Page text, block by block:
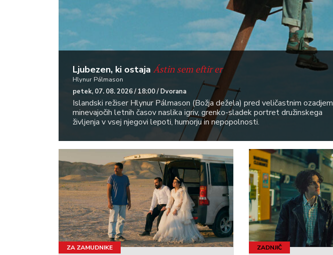
Ljubezen, ki ostaja Ástin sem eftir er
Hlynur Pálmason
petek, 07. 08. 2026 / 18:00 / Dvorana
Islandski režiser Hlynur Pálmason (Božja dežela) pred veličastnim ozadjem
minevajočih letnih časov naslika igriv, grenko-sladek portret družinskega
življenja v vsej njegovi lepoti, humorju in nepopolnosti.
ZA ZAMUDNIKE ZADNJIČ